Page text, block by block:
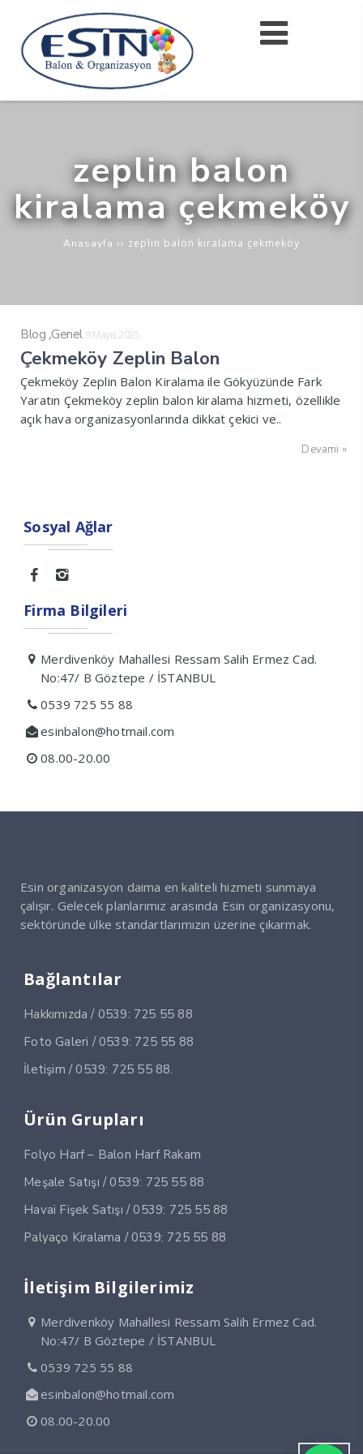
zeplin balon
kiralama çekmeköy
Anasayfa ›› zeplin balon kiralama çekmeköy
Blog ,Genel 9 Mayıs 2025
Çekmeköy Zeplin Balon
Çekmeköy Zeplin Balon Kiralama ile Gökyüzünde Fark
Yaratın Çekmeköy zeplin balon kiralama hizmeti, özellikle
açık hava organizasyonlarında dikkat çekici ve..
Devamı »
Sosyal Ağlar
Firma Bilgileri
Merdivenköy Mahallesi Ressam Salih Ermez Cad.
No:47/ B Göztepe / İSTANBUL
0539 725 55 88
esinbalon@hotmail.com
08.00-20.00
Esin organizasyon daima en kaliteli hizmeti sunmaya
çalışır. Gelecek planlarımız arasında Esin organizasyonu,
sektöründe ülke standartlarımızın üzerine çıkarmak.
Bağlantılar
Hakkımızda / 0539: 725 55 88
Foto Galeri / 0539: 725 55 88
İletişim / 0539: 725 55 88.
Ürün Grupları
Folyo Harf – Balon Harf Rakam
Meşale Satışı / 0539: 725 55 88
Havai Fişek Satışı / 0539: 725 55 88
Palyaço Kiralama / 0539: 725 55 88
İletişim Bilgilerimiz
Merdivenköy Mahallesi Ressam Salih Ermez Cad.
No:47/ B Göztepe / İSTANBUL
0539 725 55 88
esinbalon@hotmail.com
08.00-20.00